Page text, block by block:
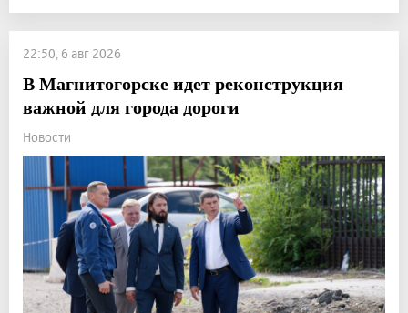
22:50, 6 авг 2026
В Магнитогорске идет реконструкция
важной для города дороги
Новости